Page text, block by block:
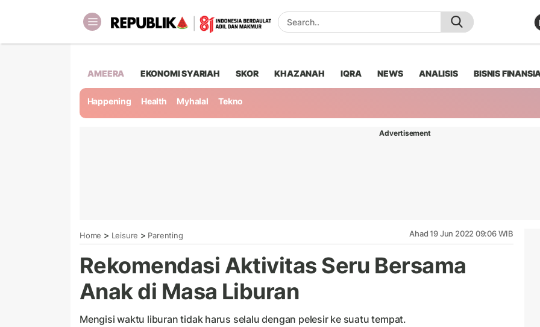
AMEERA EKONOMI SYARIAH SKOR KHAZANAH IQRA NEWS ANALISIS BISNIS
Happening Health Myhalal Tekno
Advertisement
Home > Leisure > Parenting Ahad 19 Jun 2022 09:06 WIB
Rekomendasi Aktivitas Seru Bersama
Anak di Masa Liburan
Mengisi waktu liburan tidak harus selalu dengan pelesir ke suatu tempat.